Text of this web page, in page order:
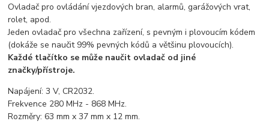
Ovladač pro ovládání vjezdových bran, alarmů, garážových vrat,
rolet, apod.
Jeden ovladač pro všechna zařízení, s pevným i plovoucím kódem
(dokáže se naučit 99% pevných kódů a většinu plovoucích).
Každé tlačítko se může naučit ovladač od jiné
značky/přístroje.
Napájení: 3 V, CR2032.
Frekvence 280 MHz - 868 MHz.
Rozměry: 63 mm x 37 mm x 12 mm.